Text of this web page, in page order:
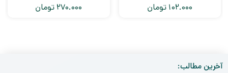
102.000 تومان 270.000 تومان
آخرین مطالب: